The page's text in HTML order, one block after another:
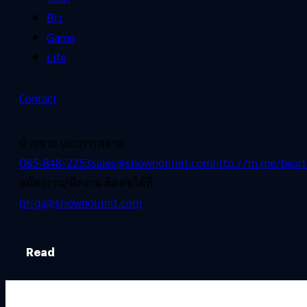
Biz
Game
Life
Contact
ฝ่ายขาย และการตลาด
085-848-2253sales@shownolimit.comhttp://m.me/
สมัครงาน/ฝึกงาน ติดต่อได้ที่
hr-ga@shownolimit.com
Read